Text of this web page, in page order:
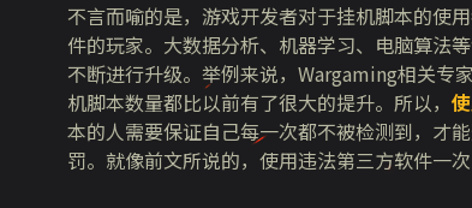
不言而喻的是，游戏开发者对于挂机脚本的使
件的玩家。大数据分析、机器学习、电脑算法
不断进行升级。举例来说，Wargaming相关专
机脚本数量都比以前有了很大的提升。所以，
本的人需要保证自己每一次都不被检测到，才
罚。就像前文所说的，使用违法第三方软件一